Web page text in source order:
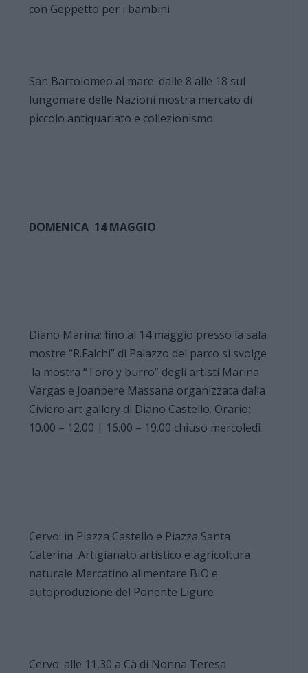
con Geppetto per i bambini
San Bartolomeo al mare: dalle 8 alle 18 sul
lungomare delle Nazioni mostra mercato di
piccolo antiquariato e collezionismo.
DOMENICA 14 MAGGIO
Diano Marina: fino al 14 maggio presso la sala
mostre “R.Falchi” di Palazzo del parco si svolge
la mostra “Toro y burro” degli artisti Marina
Vargas e Joanpere Massana organizzata dalla
Civiero art gallery di Diano Castello. Orario:
10.00 – 12.00 | 16.00 – 19.00 chiuso mercoledì
Cervo: in Piazza Castello e Piazza Santa
Caterina Artigianato artistico e agricoltura
naturale Mercatino alimentare BIO e
autoproduzione del Ponente Ligure
Cervo: alle 11,30 a Cà di Nonna Teresa